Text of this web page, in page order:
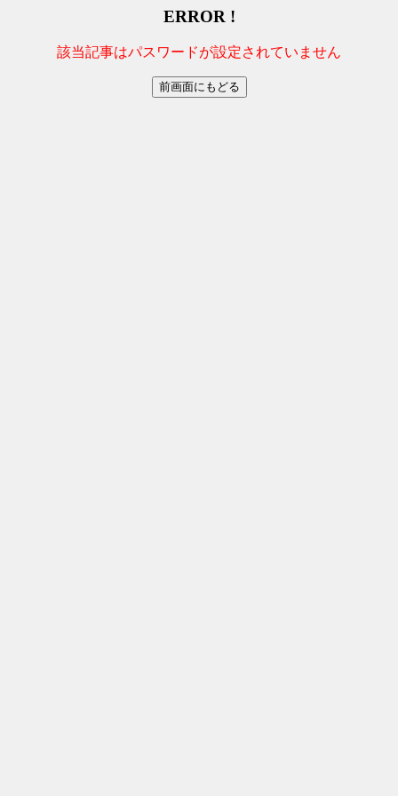
ERROR !
該当記事はパスワードが設定されていません